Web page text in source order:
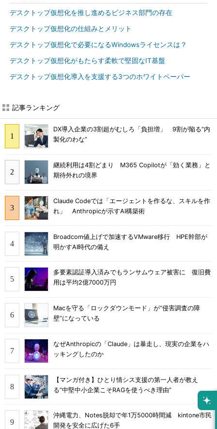
デスクトップ仮想化を推し進めるビジネス部門の存在
デスクトップ仮想化の仕組みとメリット
デスクトップ仮想化で必要になるWindowsライセンスは？
デスクトップ仮想化がもたらす柔軟で堅固なIT基盤
デスクトップ仮想化導入を支援する3つのホワイトペーパー
記事ランキング
DX導入企業の3割超がむしろ「負担増」 9割が陥る“内
製化のわな”
継続利用は4割どまり M365 Copilotが「効く業務」と
期待外れの境界
Claude Codeでは「エージェントを作るな、スキルを作
れ」 Anthropicが示すAI構築術
Broadcom値上げで加速するVMware移行 HPE幹部が
明かすAI時代の備え
多要素認証導入済みでもランサムウェア被害に 復旧費
用は平均2億7000万円
Macを守る「ロックダウンモード」が“侵害調査の障
壁”になっている
なぜAnthropicの「Claude」は暴走し、現実の企業をハ
ッキングしたのか
【マンガ付き】ひとり情シス支援の第一人者が教え
る”中堅中小企業こそRAGを使うべき理由”
沖縄電力、Notes脱却で年1万5000時間減 kintone市民
開発を安全に広げた6手